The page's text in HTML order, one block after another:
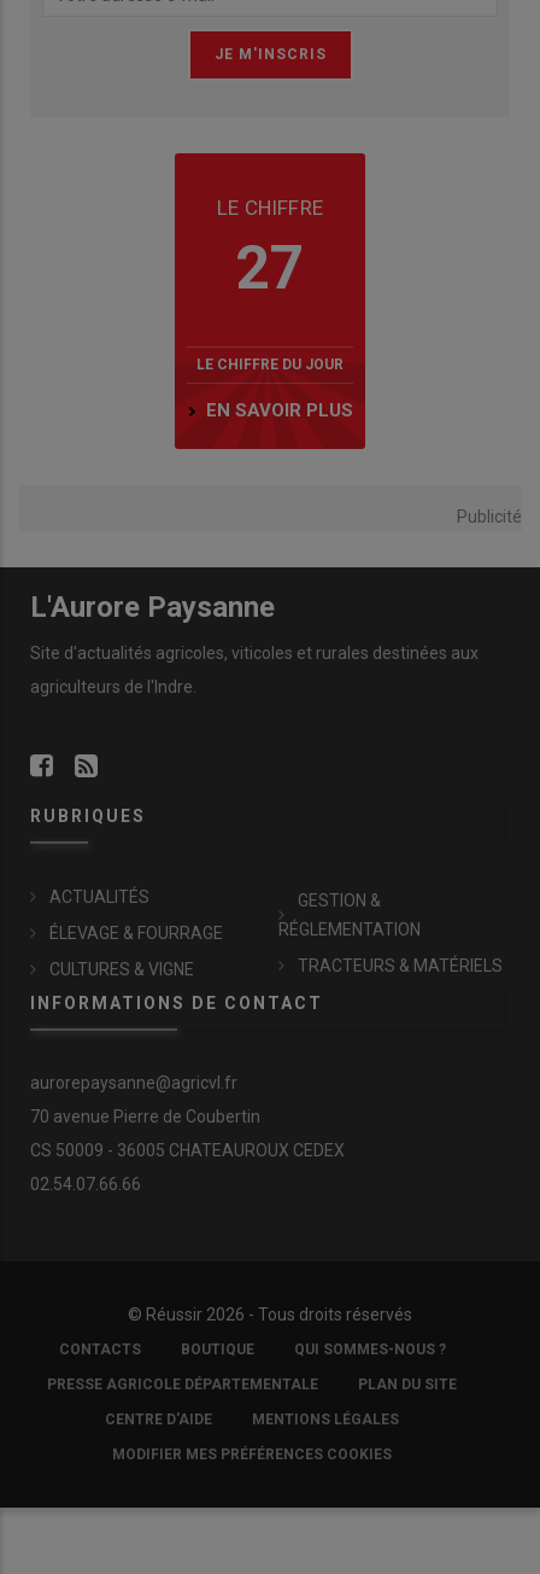
LE CHIFFRE
27
LE CHIFFRE DU JOUR
EN SAVOIR PLUS
Publicité
L'Aurore Paysanne
Site d'actualités agricoles, viticoles et rurales destinées aux
agriculteurs de l'Indre.
RUBRIQUES
ACTUALITÉS
ÉLEVAGE & FOURRAGE
CULTURES & VIGNE
GESTION &
RÉGLEMENTATION
TRACTEURS & MATÉRIELS
INFORMATIONS DE CONTACT
aurorepaysanne@agricvl.fr
70 avenue Pierre de Coubertin
CS 50009 - 36005 CHATEAUROUX CEDEX
02.54.07.66.66
© Réussir 2026 - Tous droits réservés
FOOTER
COPYRIGHT
CONTACTS BOUTIQUE QUI SOMMES-NOUS ?
PRESSE AGRICOLE DÉPARTEMENTALE PLAN DU SITE
CENTRE D'AIDE MENTIONS LÉGALES
MODIFIER MES PRÉFÉRENCES COOKIES